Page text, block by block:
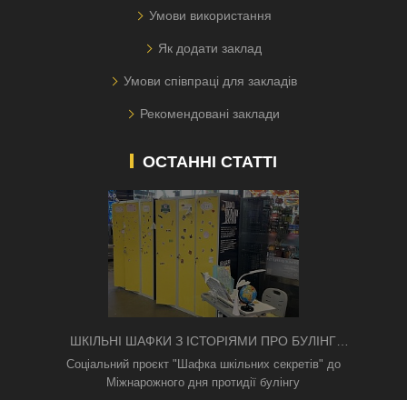
Умови використання
Як додати заклад
Умови співпраці для закладів
Рекомендовані заклади
ОСТАННІ СТАТТІ
ШКІЛЬНІ ШАФКИ З ІСТОРІЯМИ ПРО БУЛІНГ
З'ЯВИЛИСЯ В КИЄВІ
Соціальний проєкт "Шафка шкільних секретів" до
Міжнарожного дня протидії булінгу